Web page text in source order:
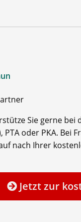
Sie gerne bei
oder PKA. Bei
nach Ihrer
Jetzt zur